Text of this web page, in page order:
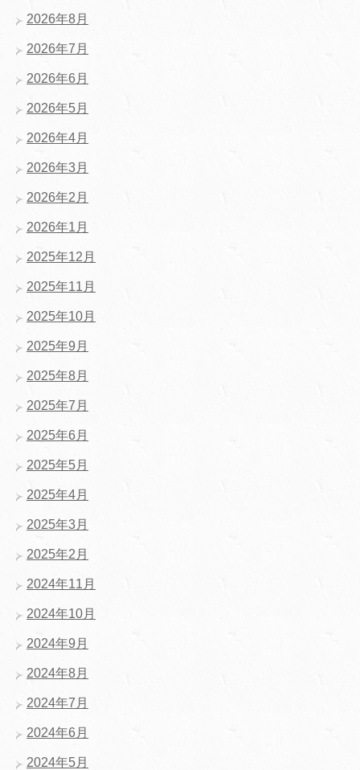
2026年8月
2026年7月
2026年6月
2026年5月
2026年4月
2026年3月
2026年2月
2026年1月
2025年12月
2025年11月
2025年10月
2025年9月
2025年8月
2025年7月
2025年6月
2025年5月
2025年4月
2025年3月
2025年2月
2024年11月
2024年10月
2024年9月
2024年8月
2024年7月
2024年6月
2024年5月